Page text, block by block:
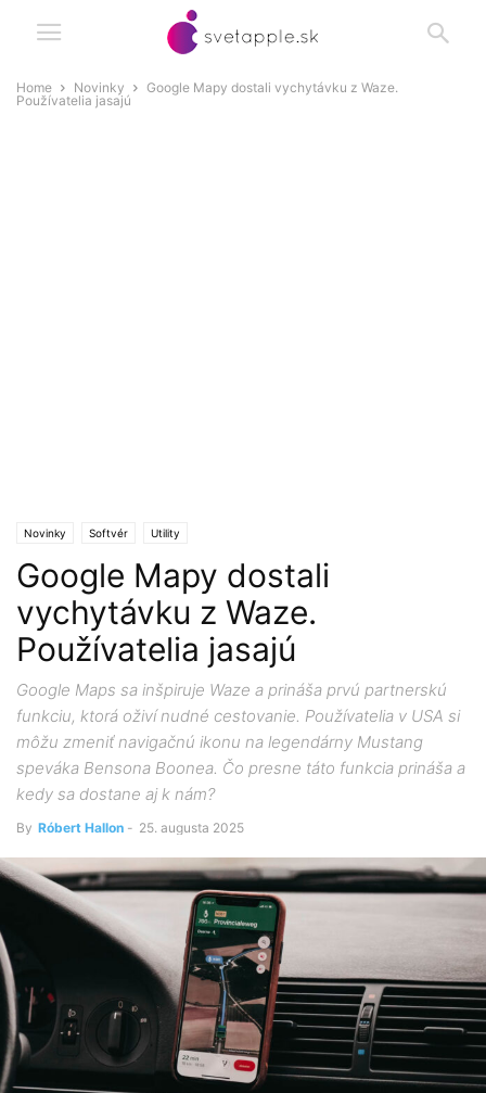
Home Novinky
Google Mapy dostali vychytávku z Waze.
Používatelia jasajú
Novinky Softvér Utility
Google Mapy dostali
vychytávku z Waze.
Používatelia jasajú
Google Maps sa inšpiruje Waze a prináša prvú partnerskú
funkciu, ktorá oživí nudné cestovanie. Používatelia v USA si
môžu zmeniť navigačnú ikonu na legendárny Mustang
speváka Bensona Boonea. Čo presne táto funkcia prináša a
kedy sa dostane aj k nám?
By Róbert Hallon - 25. augusta 2025